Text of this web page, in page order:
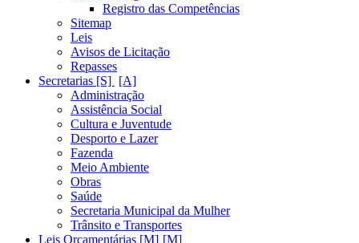
Registro das Competências
Sitemap
Leis
Avisos de Licitação
Repasses
Secretarias [S]
Administração
Assistência Social
Cultura e Juventude
Desporto e Lazer
Fazenda
Meio Ambiente
Obras
Saúde
Secretaria Municipal da Mulher
Trânsito e Transportes
Leis Orçamentárias [M]